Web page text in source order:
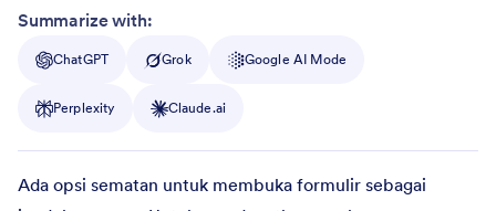
Post ID
Summarize with:
ChatGPT Grok Google AI Mode
Perplexity Claude.ai
Ada opsi sematan untuk membuka formulir sebagai